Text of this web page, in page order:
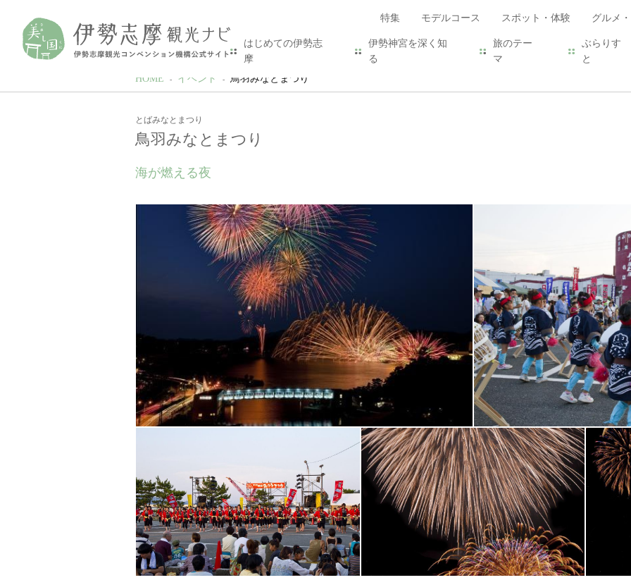
特集 モデルコース スポット・体験 グルメ
はじめての伊勢志
摩
伊勢神宮を深く知
る
旅のテー
マ
ぶらりす
と
HOME イベント 鳥羽みなとまつり
とばみなとまつり
鳥羽みなとまつり
海が燃える夜